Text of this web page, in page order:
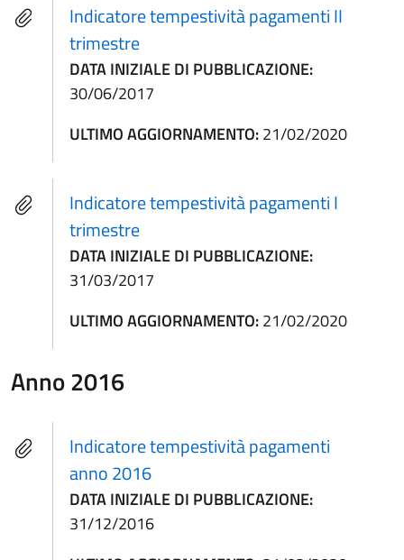
Indicatore tempestività pagamenti II
trimestre
DATA INIZIALE DI PUBBLICAZIONE:
30/06/2017
ULTIMO AGGIORNAMENTO:21/02/2020
Indicatore tempestività pagamenti I
trimestre
DATA INIZIALE DI PUBBLICAZIONE:
31/03/2017
ULTIMO AGGIORNAMENTO:21/02/2020
Anno 2016
Indicatore tempestività pagamenti
anno 2016
DATA INIZIALE DI PUBBLICAZIONE:
31/12/2016